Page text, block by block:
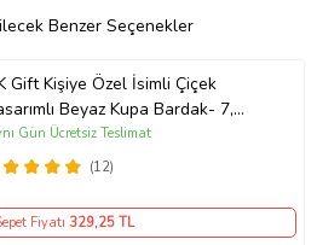
Benzer Seçenekler
Gift Kişiye Özel İsimli Çiçek
Beyaz Kupa Bardak- 7,
Hediye, Sevgiliye Hediye,
Günü Hediyesi
(12)
Gün Ücretsiz Teslimat
Fiyatı 329,25 TL